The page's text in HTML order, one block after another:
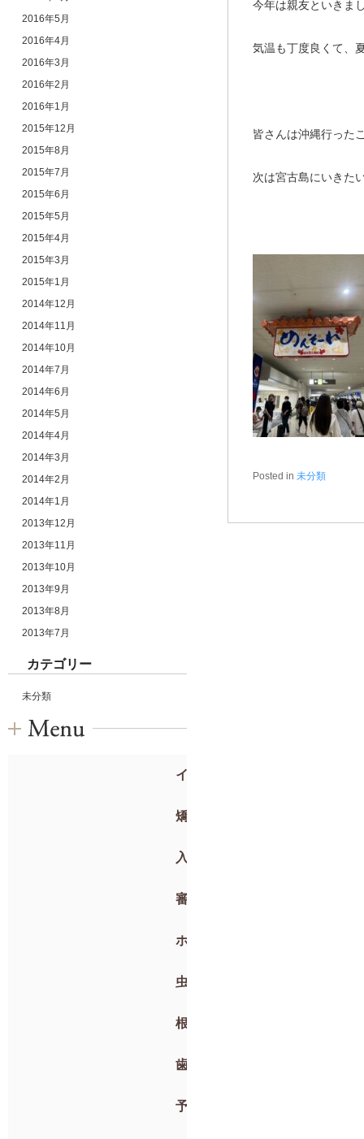
2016年5月
2016年4月
2016年3月
2016年2月
2016年1月
2015年12月
2015年8月
2015年7月
2015年6月
2015年5月
2015年4月
2015年3月
2015年1月
2014年12月
2014年11月
2014年10月
2014年7月
2014年6月
2014年5月
2014年4月
2014年3月
2014年2月
2014年1月
2013年12月
2013年11月
2013年10月
2013年9月
2013年8月
2013年7月
カテゴリー
未分類
インプラント
矯正歯科
入れ歯
審美歯科
ホワイトニング
虫歯治療・抜歯
根管治療
歯周病
予防歯科
今年は親友といきま
気温も丁度良くて、
皆さんは沖縄行った
次は宮古島にいきた
Posted in 未分類